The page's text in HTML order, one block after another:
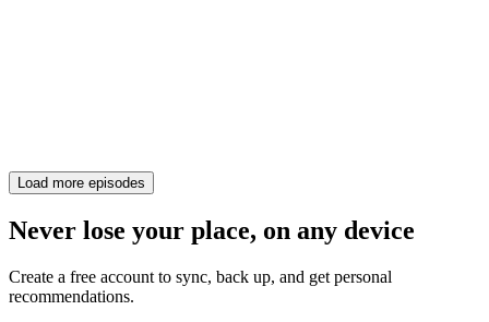
Load more episodes
Never lose your place, on any device
Create a free account to sync, back up, and get personal
recommendations.